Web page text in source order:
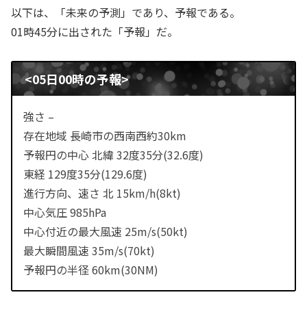
以下は、「未来の予測」であり、予報である。
01時45分に出された「予報」だ。
<05日00時の予報>
強さ –
存在地域 長崎市の西南西約30km
予報円の中心 北緯 32度35分(32.6度)
東経 129度35分(129.6度)
進行方向、速さ 北 15km/h(8kt)
中心気圧 985hPa
中心付近の最大風速 25m/s(50kt)
最大瞬間風速 35m/s(70kt)
予報円の半径 60km(30NM)